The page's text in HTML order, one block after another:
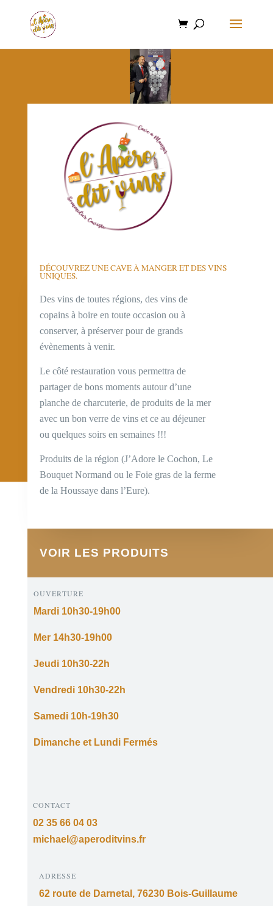
DÉCOUVREZ UNE CAVE À MANGER ET DES VINS
UNIQUES.
Des vins de toutes régions, des vins de
copains à boire en toute occasion ou à
conserver, à préserver pour de grands
évènements à venir.
Le côté restauration vous permettra de
partager de bons moments autour d’une
planche de charcuterie, de produits de la mer
avec un bon verre de vins et ce au déjeuner
ou quelques soirs en semaines !!!
Produits de la région (J’Adore le Cochon, Le
Bouquet Normand ou le Foie gras de la ferme
de la Houssaye dans l’Eure).
VOIR LES PRODUITS
OUVERTURE
Mardi 10h30-19h00
Mer 14h30-19h00
Jeudi 10h30-22h
Vendredi 10h30-22h
Samedi 10h-19h30
Dimanche et Lundi Fermés
CONTACT
02 35 66 04 03
michael@aperoditvins.fr
ADRESSE
62 route de Darnetal, 76230 Bois-Guillaume